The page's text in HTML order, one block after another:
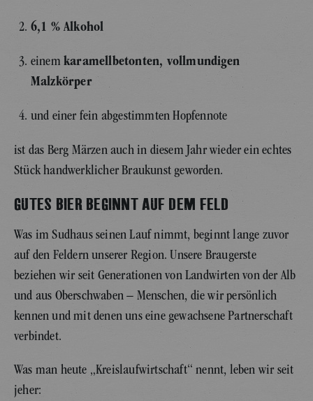
6,1 % Alkohol
einemkaramellbetonten, vollmundigen
Malzkörper
und einer fein abgestimmten Hopfennote
ist das Berg Märzen auch in diesem Jahr wieder ein echtes
Stück handwerklicher Braukunst geworden.
GUTES BIER BEGINNT AUF DEM FELD
Was im Sudhaus seinen Lauf nimmt, beginnt lange zuvor
auf den Feldern unserer Region. Unsere Braugerste
beziehen wir seit Generationen von Landwirten von der Alb
und aus Oberschwaben – Menschen, die wir persönlich
kennen und mit denen uns eine gewachsene Partnerschaft
verbindet.
Was man heute „Kreislaufwirtschaft“ nennt, leben wir seit
jeher: